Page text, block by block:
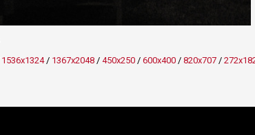
1536x1324/ 1367x2048/ 450x250/ 600x400/ 820x707/